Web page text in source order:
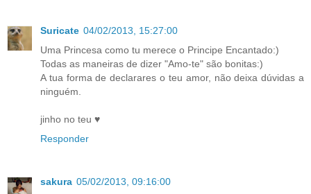
Suricate 04/02/2013, 15:27:00
Uma Princesa como tu merece o Principe Encantado:)
Todas as maneiras de dizer "Amo-te" são bonitas:)
A tua forma de declarares o teu amor, não deixa dúvidas a
ninguém.
jinho no teu ♥
Responder
sakura 05/02/2013, 09:16:00